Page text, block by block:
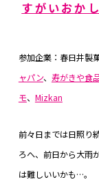
すがいおか
参加企業：春日井製
ャパン、 寿がきや食
モ、 Mizkan
前々日までは日照り
ろへ、前日から大雨
は難しいいかも…。